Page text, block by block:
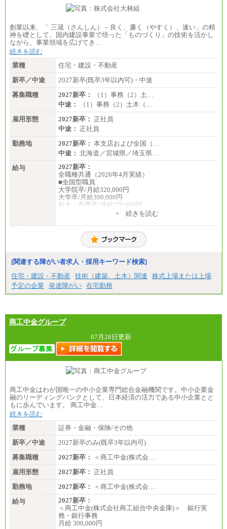
創業以来、「 三箴（さんしん）－良く、廉く（やすく）、速い」の精
神を礎として、国内建設事業で培った「ものづくり」の技術を活かし
ながら、事業領域を広げてき…
続きを読む
業種
住宅・建設・不動産
新卒／中途
2027新卒(既卒3年以内可)・中途
募集職種
2027新卒：
（1）事務（2）土…
中途：
（1）事務（2）土木（…
雇用形態
2027新卒： 正社員
中途： 正社員
勤務地
2027新卒： 本支店および全国（…
中途： 北海道／宮城県／埼玉県…
給与
2027新卒：
全職種共通（2026年4月実績）
■全国型職員
大学院卒/月給320,000円
大学卒/月給300,000円
短大・高専卒/月給270,000円
大学院卒/月給256,000円～288,000円
大学卒/月給240,000円～270,000円
短大・高専卒/月給216,000円～243,000円
■特定職員※
大学院卒/月給234,000円～263,000円
大学卒/月給219,000円～246,000円
短大・高専卒/月給197,000円～222,000円
※拠点型職員、特定職員の給与は、生活の拠点が定
す。
中途：
全職種共通
月給制
226,600円～390,100円（勤務地域等により異なりま
す）
・ご経験やスキルを考慮し、選考の中で決定いたし
ます。
+ 続きを読む
[関連する障がい者求人・採用キーワード検索]
住宅・建設・不動産
技術（建築、土木）関連
株式上場または上場
予定の企業
発達障がい 在宅勤務
商工中金グループ
07月28日更新
商工中金はわが国唯一の中小企業専門総合金融機関です。中小企業金
融のリーディングバンクとして、日本経済の活力である中小企業とと
もに歩んでいます。 商工中金…
続きを読む
業種
証券・金融・保険/その他
新卒／中途
2027新卒のみ(既卒3年以内可)
募集職種
2027新卒：
＜商工中金(株式会…
雇用形態
2027新卒： 正社員
勤務地
2027新卒：
＜商工中金(株式会…
給与
2027新卒：
＜商工中金(株式会社商工組合中央金庫)＞ 銀行実
務・銀行事務
月給 300,000円